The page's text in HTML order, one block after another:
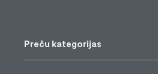
Preču kategorijas